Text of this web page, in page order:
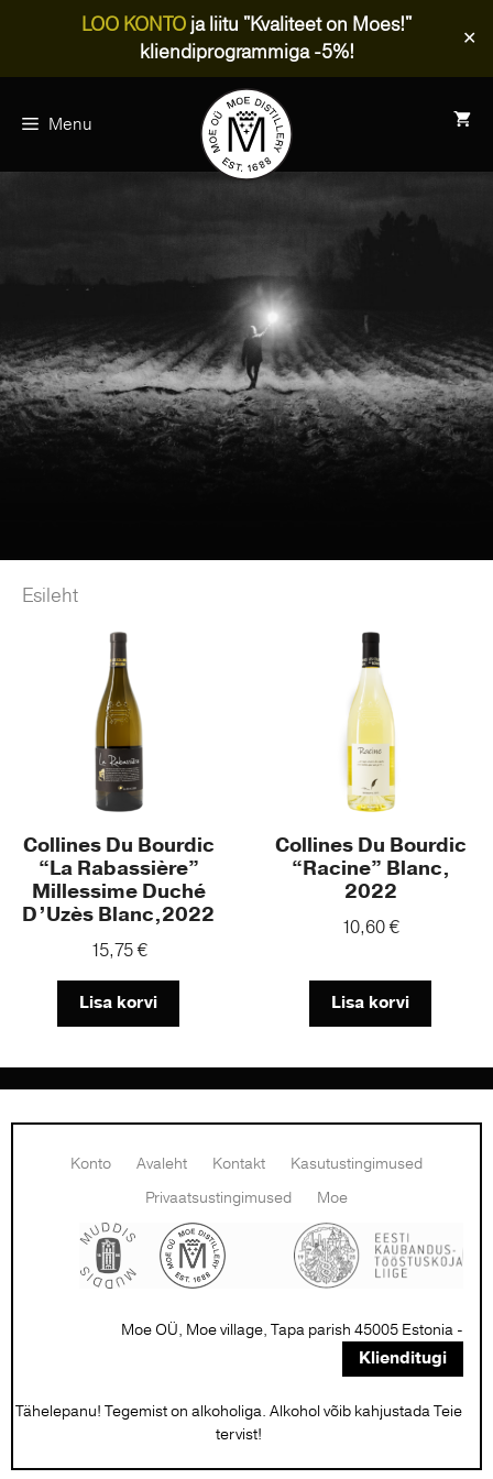
LOO KONTO ja liitu "Kvaliteet on Moes!"
kliendiprogrammiga -5%!
✕
Menu
Esileht
Collines Du Bourdic
“La Rabassière”
Millessime Duché
D’Uzès Blanc,2022
15,75€
Lisa korvi
Collines Du Bourdic
“Racine” Blanc,
2022
10,60€
Lisa korvi
Konto Avaleht Kontakt
Kasutustingimused
Privaatsustingimused
Moe
Moe OÜ, Moe village, Tapa parish 45005 Estonia -
Klienditugi
Tähelepanu! Tegemist on alkoholiga. Alkohol võib kahjustada Teie
tervist!